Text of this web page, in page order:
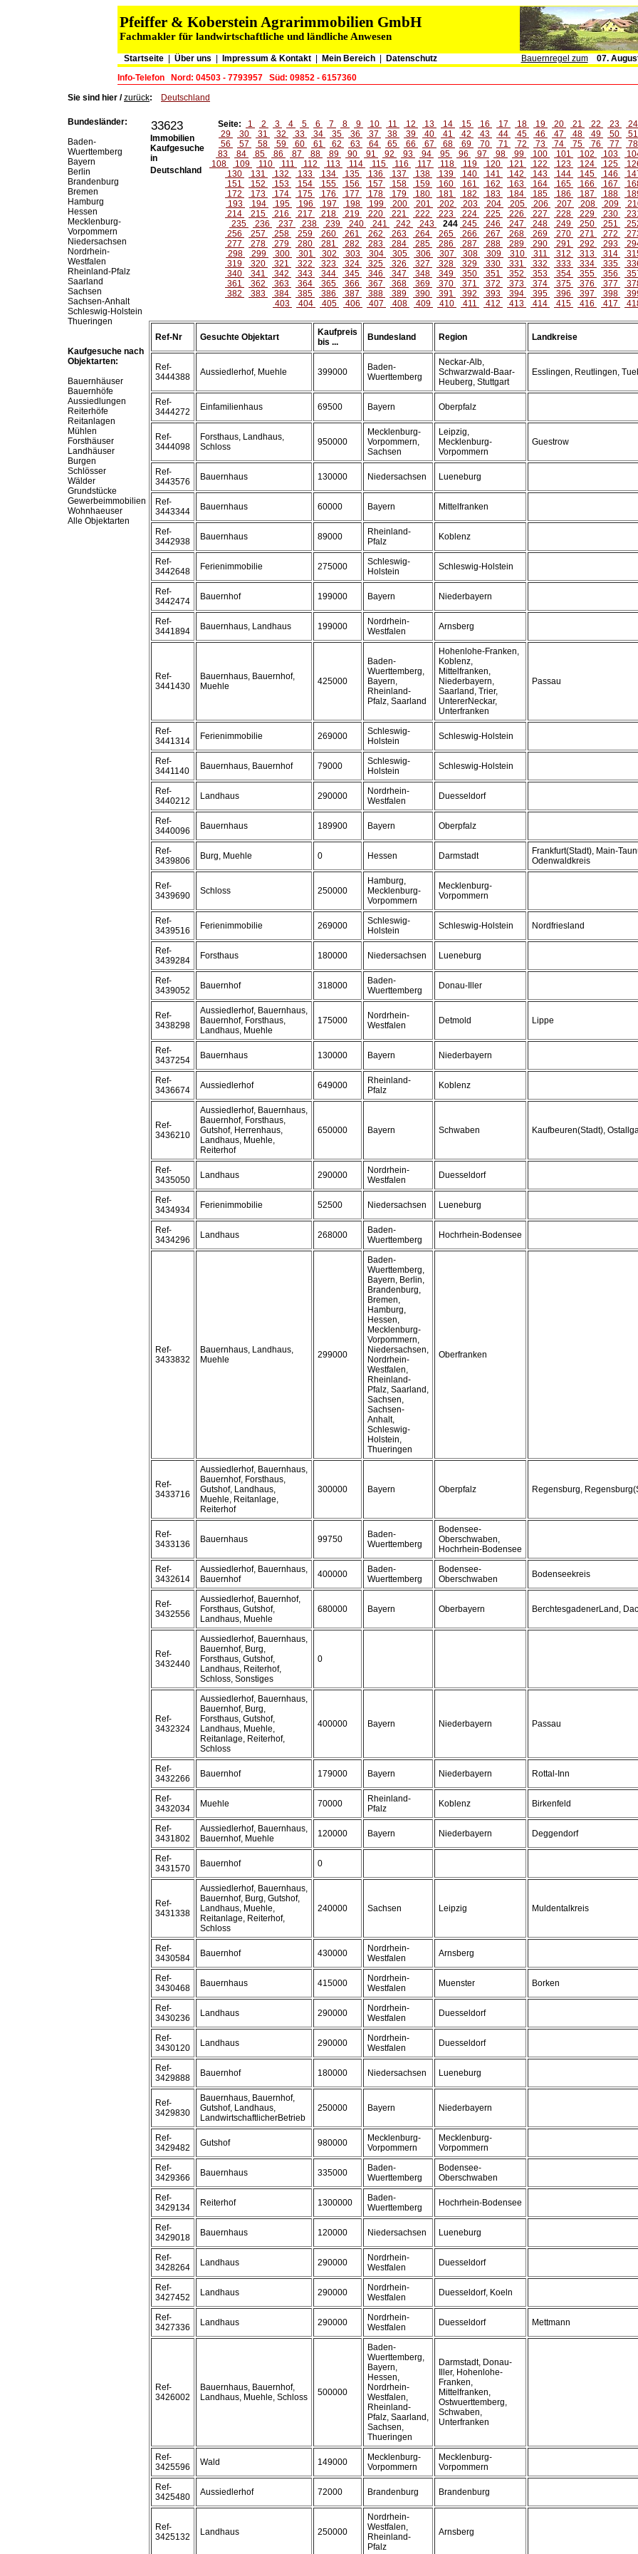
Pfeiffer & Koberstein Agrarimmobilien GmbH
Fachmakler für landwirtschaftliche und ländliche Anwesen
Startseite| Über uns Impressum & Kontakt| Mein Bereich Datenschutz Bauernregel zum
07.
Info-Telefon
Nord: 04503 - 7793957
Süd: 09852 - 6157360
Sie sind hier /zurück: Deutschland
Bundesländer:
Baden-
Wuerttemberg
Bayern
Berlin
Brandenburg
Bremen
Hamburg
Hessen
Mecklenburg-
Vorpommern
Niedersachsen
Nordrhein-
Westfalen
Rheinland-Pfalz
Saarland
Sachsen
Sachsen-Anhalt
Schleswig-Holstein
Thueringen
Kaufgesuche nach
Objektarten:
Bauernhäuser
Bauernhöfe
Aussiedlungen
Reiterhöfe
Reitanlagen
Mühlen
Forsthäuser
Landhäuser
Burgen
Schlösser
Wälder
Grundstücke
Gewerbeimmobilien
Wohnhaeuser
Alle Objektarten
33623
Immobilien
Kaufgesuche
in
Deutschland
Seite: 1 2 3 4 5 6 7 8 9 10 11 12 13 14 15 16 17 18 19 20 21 22 23
29
30 31 32 33 34 35 36 37 38 39 40 41 42 43 44 45 46 47 48 49 50
56
57 58 59 60 61 62 63 64 65 66 67 68 69 70 71 72 73 74 75 76 77
83
84 85 86 87 88 89 90 91 92 93 94 95 96 97 98 99 100 101 102 103
108
109 110 111 112 113 114 115 116 117 118 119 120 121 122 123 124 125
130
131 132 133 134 135 136 137 138 139 140 141 142 143 144 145 146
151
152 153 154 155 156 157 158 159 160 161 162 163 164 165 166 167
172
173 174 175 176 177 178 179 180 181 182 183 184 185 186 187 188
193
194 195 196 197 198 199 200 201 202 203 204 205 206 207 208 209
214
215 216 217 218 219 220 221 222 223 224 225 226 227 228 229 230
235
236 237 238 239 240 241 242 243 244 245 246 247 248 249 250 251
256
257 258 259 260 261 262 263 264 265 266 267 268 269 270 271 272
277
278 279 280 281 282 283 284 285 286 287 288 289 290 291 292 293
298
299 300 301 302 303 304 305 306 307 308 309 310 311 312 313 314
319
320 321 322 323 324 325 326 327 328 329 330 331 332 333 334 335
340
341 342 343 344 345 346 347 348 349 350 351 352 353 354 355 356
361
362 363 364 365 366 367 368 369 370 371 372 373 374 375 376 377
382
383 384 385 386 387 388 389 390 391 392 393 394 395 396 397 398
403
404 405 406 407 408 409 410 411 412 413 414 415 416 417
Ref-Nr Gesuchte Objektart
Kaufpreis
bis ...
Bundesland Region Landkreise
Ref-
3444388
Aussiedlerhof, Muehle 399000
Baden-
Wuerttemberg
Neckar-Alb,
Schwarzwald-Baar-
Heuberg, Stuttgart
Esslingen, Reutlingen,
Ref-
3444272
Einfamilienhaus 69500 Bayern Oberpfalz
Ref-
3444098
Forsthaus, Landhaus,
Schloss
950000
Mecklenburg-
Vorpommern,
Sachsen
Leipzig,
Mecklenburg-
Vorpommern
Guestrow
Ref-
3443576
Bauernhaus 130000 Niedersachsen Lueneburg
Ref-
3443344
Bauernhaus 60000 Bayern Mittelfranken
Ref-
3442938
Bauernhaus 89000
Rheinland-
Pfalz
Koblenz
Ref-
3442648
Ferienimmobilie 275000
Schleswig-
Holstein
Schleswig-Holstein
Ref-
3442474
Bauernhof 199000 Bayern Niederbayern
Ref-
3441894
Bauernhaus, Landhaus 199000
Nordrhein-
Westfalen
Arnsberg
Ref-
3441430
Bauernhaus, Bauernhof,
Muehle
425000
Baden-
Wuerttemberg,
Bayern,
Rheinland-
Pfalz, Saarland
Hohenlohe-Franken,
Koblenz,
Mittelfranken,
Niederbayern,
Saarland, Trier,
UntererNeckar,
Unterfranken
Passau
Ref-
3441314
Ferienimmobilie 269000
Schleswig-
Holstein
Schleswig-Holstein
Ref-
3441140
Bauernhaus, Bauernhof 79000
Schleswig-
Holstein
Schleswig-Holstein
Ref-
3440212
Landhaus 290000
Nordrhein-
Westfalen
Duesseldorf
Ref-
3440096
Bauernhaus 189900 Bayern Oberpfalz
Ref-
3439806
Burg, Muehle 0 Hessen Darmstadt
Frankfurt(Stadt), Main-
Odenwaldkreis
Ref-
3439690
Schloss 250000
Hamburg,
Mecklenburg-
Vorpommern
Mecklenburg-
Vorpommern
Ref-
3439516
Ferienimmobilie 269000
Schleswig-
Holstein
Schleswig-Holstein Nordfriesland
Ref-
3439284
Forsthaus 180000 Niedersachsen Lueneburg
Ref-
3439052
Bauernhof 318000
Baden-
Wuerttemberg
Donau-Iller
Ref-
3438298
Aussiedlerhof, Bauernhaus,
Bauernhof, Forsthaus,
Landhaus, Muehle
175000
Nordrhein-
Westfalen
Detmold Lippe
Ref-
3437254
Bauernhaus 130000 Bayern Niederbayern
Ref-
3436674
Aussiedlerhof 649000
Rheinland-
Pfalz
Koblenz
Ref-
3436210
Aussiedlerhof, Bauernhaus,
Bauernhof, Forsthaus,
Gutshof, Herrenhaus,
Landhaus, Muehle,
Reiterhof
650000 Bayern Schwaben Kaufbeuren(Stadt),
Ref-
3435050
Landhaus 290000
Nordrhein-
Westfalen
Duesseldorf
Ref-
3434934
Ferienimmobilie 52500 Niedersachsen Lueneburg
Ref-
3434296
Landhaus 268000
Baden-
Wuerttemberg
Hochrhein-Bodensee
Ref-
3433832
Bauernhaus, Landhaus,
Muehle
299000
Baden-
Wuerttemberg,
Bayern, Berlin,
Brandenburg,
Bremen,
Hamburg,
Hessen,
Mecklenburg-
Vorpommern,
Niedersachsen,
Nordrhein-
Westfalen,
Rheinland-
Pfalz, Saarland,
Sachsen,
Sachsen-
Anhalt,
Schleswig-
Holstein,
Thueringen
Oberfranken
Ref-
3433716
Aussiedlerhof, Bauernhaus,
Bauernhof, Forsthaus,
Gutshof, Landhaus,
Muehle, Reitanlage,
Reiterhof
300000 Bayern Oberpfalz Regensburg,
Ref-
3433136
Bauernhaus 99750
Baden-
Wuerttemberg
Bodensee-
Oberschwaben,
Hochrhein-Bodensee
Ref-
3432614
Aussiedlerhof, Bauernhaus,
Bauernhof
400000
Baden-
Wuerttemberg
Bodensee-
Oberschwaben
Bodenseekreis
Ref-
3432556
Aussiedlerhof, Bauernhof,
Forsthaus, Gutshof,
Landhaus, Muehle
680000 Bayern Oberbayern BerchtesgadenerLand,
Ref-
3432440
Aussiedlerhof, Bauernhaus,
Bauernhof, Burg,
Forsthaus, Gutshof,
Landhaus, Reiterhof,
Schloss, Sonstiges
0
Ref-
3432324
Aussiedlerhof, Bauernhaus,
Bauernhof, Burg,
Forsthaus, Gutshof,
Landhaus, Muehle,
Reitanlage, Reiterhof,
Schloss
400000 Bayern Niederbayern Passau
Ref-
3432266
Bauernhof 179000 Bayern Niederbayern Rottal-Inn
Ref-
3432034
Muehle 70000
Rheinland-
Pfalz
Koblenz Birkenfeld
Ref-
3431802
Aussiedlerhof, Bauernhaus,
Bauernhof, Muehle
120000 Bayern Niederbayern Deggendorf
Ref-
3431570
Bauernhof 0
Ref-
3431338
Aussiedlerhof, Bauernhaus,
Bauernhof, Burg, Gutshof,
Landhaus, Muehle,
Reitanlage, Reiterhof,
Schloss
240000 Sachsen Leipzig Muldentalkreis
Ref-
3430584
Bauernhof 430000
Nordrhein-
Westfalen
Arnsberg
Ref-
3430468
Bauernhaus 415000
Nordrhein-
Westfalen
Muenster Borken
Ref-
3430236
Landhaus 290000
Nordrhein-
Westfalen
Duesseldorf
Ref-
3430120
Landhaus 290000
Nordrhein-
Westfalen
Duesseldorf
Ref-
3429888
Bauernhof 180000 Niedersachsen Lueneburg
Ref-
3429830
Bauernhaus, Bauernhof,
Gutshof, Landhaus,
LandwirtschaftlicherBetrieb
250000 Bayern Niederbayern
Ref-
3429482
Gutshof 980000
Mecklenburg-
Vorpommern
Mecklenburg-
Vorpommern
Ref-
3429366
Bauernhaus 335000
Baden-
Wuerttemberg
Bodensee-
Oberschwaben
Ref-
3429134
Reiterhof 1300000
Baden-
Wuerttemberg
Hochrhein-Bodensee
Ref-
3429018
Bauernhaus 120000 Niedersachsen Lueneburg
Ref-
3428264
Landhaus 290000
Nordrhein-
Westfalen
Duesseldorf
Ref-
3427452
Landhaus 290000
Nordrhein-
Westfalen
Duesseldorf, Koeln
Ref-
3427336
Landhaus 290000
Nordrhein-
Westfalen
Duesseldorf Mettmann
Ref-
3426002
Bauernhaus, Bauernhof,
Landhaus, Muehle, Schloss
500000
Baden-
Wuerttemberg,
Bayern,
Hessen,
Nordrhein-
Westfalen,
Rheinland-
Pfalz, Saarland,
Sachsen,
Thueringen
Darmstadt, Donau-
Iller, Hohenlohe-
Franken,
Mittelfranken,
Ostwuerttemberg,
Schwaben,
Unterfranken
Ref-
3425596
Wald 149000
Mecklenburg-
Vorpommern
Mecklenburg-
Vorpommern
Ref-
3425480
Aussiedlerhof 72000 Brandenburg Brandenburg
Ref-
3425132
Landhaus 250000
Nordrhein-
Westfalen,
Rheinland-
Pfalz
Arnsberg